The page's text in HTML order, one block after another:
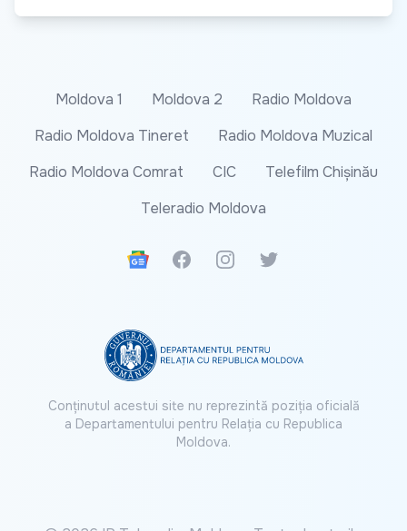
Moldova 1 Moldova 2
Radio Moldova
Radio Moldova Tineret
Radio Moldova Muzical
Radio Moldova Comrat
CIC
Telefilm Chișinău
Teleradio Moldova
Google News
FacebookInstagramTwitter
Conținutul acestui site nu reprezintă poziția oficială
a Departamentului pentru Relația cu Republica
Moldova.